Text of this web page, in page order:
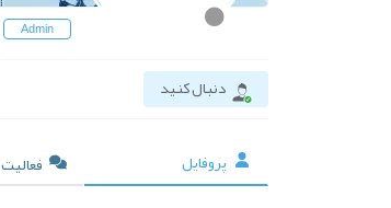
Admin
دنبال کنید
پروفایل فعالیت